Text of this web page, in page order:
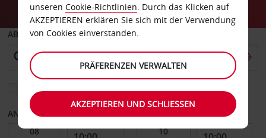
ABHOLEN VON
ANFANGSDATUM
unseren Cookie-Richtlinien. Durch das Klicken auf
AKZEPTIEREN erklären Sie sich mit der Verwendung
von Cookies einverstanden.
PRÄFERENZEN VERWALTEN
AKZEPTIEREN UND SCHLIESSEN